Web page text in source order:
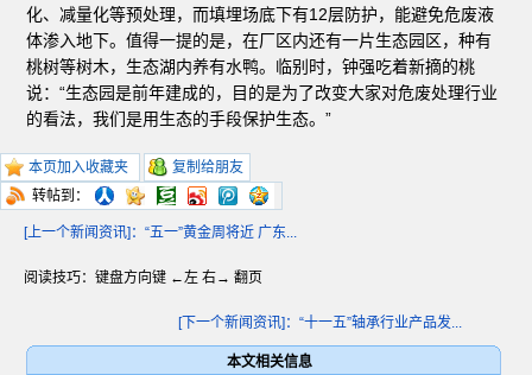
化、减量化等预处理，而填埋场底下有12层防护，能避免危废液
体渗入地下。值得一提的是，在厂区内还有一片生态园区，种有
桃树等树木，生态湖内养有水鸭。临别时，钟强吃着新摘的桃
说：“生态园是前年建成的，目的是为了改变大家对危废处理行业
的看法，我们是用生态的手段保护生态。”
本页加入收藏夹
复制给朋友
转帖到：
[上一个新闻资讯]：“五一”黄金周将近 广东...
阅读技巧：键盘方向键 ←左 右→ 翻页
[下一个新闻资讯]：“十一五”轴承行业产品发...
本文相关信息